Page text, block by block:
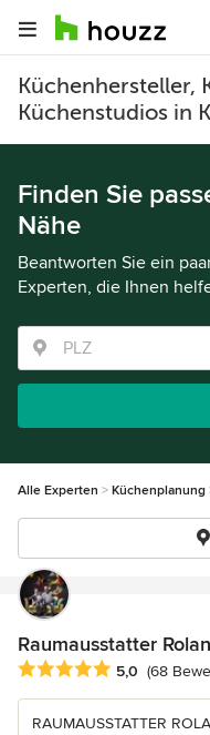
Küchenhersteller,
Küchenstudios in
Finden Sie
Nähe
Beantworten Sie ein
Experten, die Ihnen
Alle Experten Küchenplanung
Raumausstatter
Durchschnittliche
5,0 (68
RAUMAUSSTATTER